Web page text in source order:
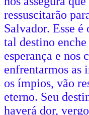
ressuscitarão
Salvador. Esse
tal destino enche
esperança e nos
enfrentarmos as
os ímpios, vão
eterno. Seu
haverá dor,